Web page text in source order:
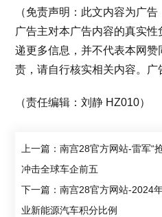
（免责声明：此文内容为广
广告主对本广告内容的真实
递更多信息，并不代表本网赞
责，请自行核实相关内容。广
（责任编辑：刘静 HZ010）
上一篇：南宫28官方网站-雷军“
冲击全球车企前五
下一篇：南宫28官方网站-2024
业新能源汽车积分比例